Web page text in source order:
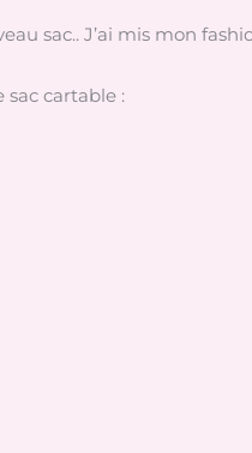
sac.. J’ai mis mon
sac cartable :